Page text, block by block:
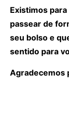
Existimos
passear de
seu bolso e
sentido para
Agradecemos